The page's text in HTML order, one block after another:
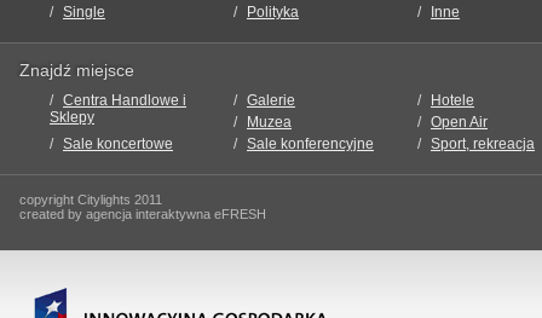
Single
Polityka Inne
Znajdź miejsce
Centra Handlowe i
Sklepy
Galerie
Hotele
Muzea
Open Air
Sale koncertowe
Sale konferencyjne Sport, rekreacja
copyright Citylights 2011
created by agencja interaktywna eFRESH